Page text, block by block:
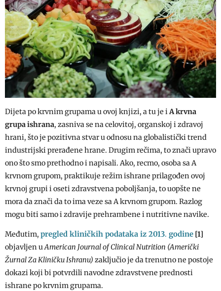
Dijeta po krvnim grupama u ovoj knjizi, a tu je iA krvna
grupa ishrana, zasniva se na celovitoj, organskoj i zdravoj
hrani, što je pozitivna stvar u odnosu na globalistički trend
industrijski prerađene hrane. Drugim rečima, to znači upravo
ono što smo prethodno i napisali. Ako, recmo, osoba sa A
krvnom grupom, praktikuje režim ishrane prilagođen ovoj
krvnoj grupi i oseti zdravstvena poboljšanja, to uopšte ne
mora da znači da to ima veze sa A krvnom grupom. Razlog
mogu biti samo i zdravije prehrambene i nutritivne navike.
Međutim, pregled kliničkih podataka iz 2013. godine [1]
objavljen uAmerican Journal of Clinical Nutrition (Američki
Žurnal Za Kliničku Ishranu) zaključio je da trenutno ne postoje
dokazi koji bi potvrdili navodne zdravstvene prednosti
ishrane po krvnim grupama.